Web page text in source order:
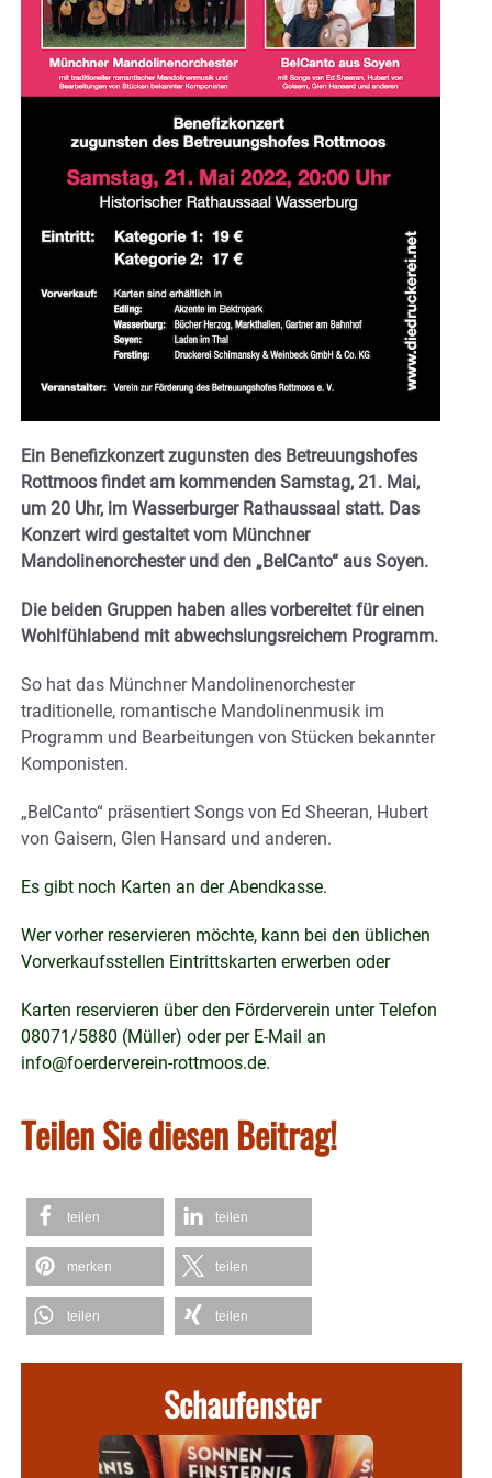
Ein Benefizkonzert zugunsten des Betreuungshofes
Rottmoos findet am kommenden Samstag, 21. Mai,
um 20 Uhr, im Wasserburger Rathaussaal statt. Das
Konzert wird gestaltet vom Münchner
Mandolinenorchester und den „BelCanto“ aus Soyen.
Die beiden Gruppen haben alles vorbereitet für einen
Wohlfühlabend mit abwechslungsreichem Programm.
So hat das Münchner Mandolinenorchester
traditionelle, romantische Mandolinenmusik im
Programm und Bearbeitungen von Stücken bekannter
Komponisten.
„BelCanto“ präsentiert Songs von Ed Sheeran, Hubert
von Gaisern, Glen Hansard und anderen.
Es gibt noch Karten an der Abendkasse.
Wer vorher reservieren möchte, kann bei den üblichen
Vorverkaufsstellen Eintrittskarten erwerben oder
Karten reservieren über den Förderverein unter Telefon
08071/5880 (Müller) oder per E-Mail an
info@foerderverein-rottmoos.de.
Teilen Sie diesen Beitrag!
teilen teilen
merken teilen
teilen teilen
Schaufenster